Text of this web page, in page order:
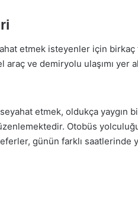
etmek isteyenler için birkaç
araç ve demiryolu ulaşımı yer
etmek, oldukça yaygın
Otobüs
günün farklı saatlerinde